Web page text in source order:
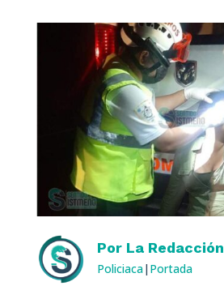
Por La Redacción
Policiaca| Portada